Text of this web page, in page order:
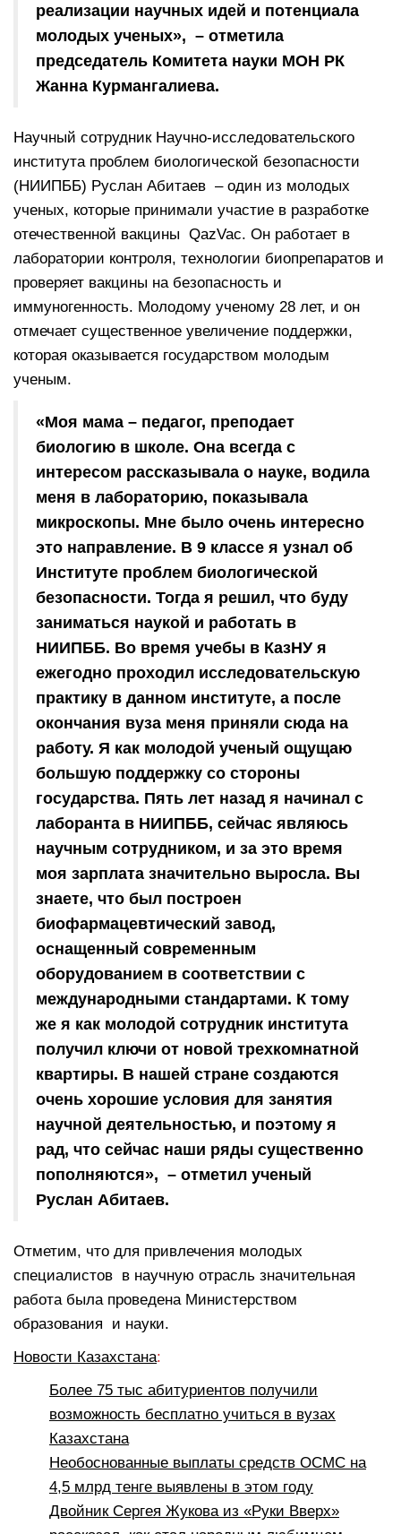
реализации научных идей и потенциала
молодых ученых», – отметила
председатель Комитета науки МОН РК
Жанна Курмангалиева.
Научный сотрудник Научно-исследовательского
института проблем биологической безопасности
(НИИПББ) Руслан Абитаев – один из молодых
ученых, которые принимали участие в разработке
отечественной вакцины QazVac. Он работает в
лаборатории контроля, технологии биопрепаратов и
проверяет вакцины на безопасность и
иммуногенность. Молодому ученому 28 лет, и он
отмечает существенное увеличение поддержки,
которая оказывается государством молодым
ученым.
«Моя мама – педагог, преподает
биологию в школе. Она всегда с
интересом рассказывала о науке, водила
меня в лабораторию, показывала
микроскопы. Мне было очень интересно
это направление. В 9 классе я узнал об
Институте проблем биологической
безопасности. Тогда я решил, что буду
заниматься наукой и работать в
НИИПББ. Во время учебы в КазНУ я
ежегодно проходил исследовательскую
практику в данном институте, а после
окончания вуза меня приняли сюда на
работу. Я как молодой ученый ощущаю
большую поддержку со стороны
государства. Пять лет назад я начинал с
лаборанта в НИИПББ, сейчас являюсь
научным сотрудником, и за это время
моя зарплата значительно выросла. Вы
знаете, что был построен
биофармацевтический завод,
оснащенный современным
оборудованием в соответствии с
международными стандартами. К тому
же я как молодой сотрудник института
получил ключи от новой трехкомнатной
квартиры. В нашей стране создаются
очень хорошие условия для занятия
научной деятельностью, и поэтому я
рад, что сейчас наши ряды существенно
пополняются», – отметил ученый
Руслан Абитаев.
Отметим, что для привлечения молодых
специалистов в научную отрасль значительная
работа была проведена Министерством
образования и науки.
Новости Казахстана:
Более 75 тыс абитуриентов получили
возможность бесплатно учиться в вузах
Казахстана
Необоснованные выплаты средств ОСМС на
4,5 млрд тенге выявлены в этом году
Двойник Сергея Жукова из «Руки Вверх»